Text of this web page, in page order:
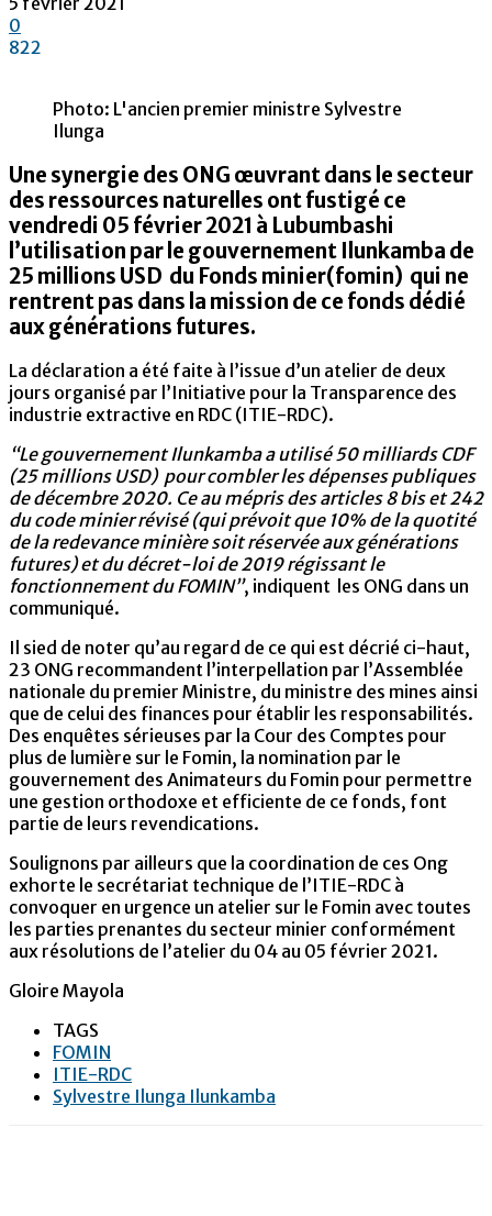
0
822
Photo: L'ancien premier ministre Sylvestre
Ilunga
Une synergie des ONG œuvrant dans le secteur
des ressources naturelles ont fustigé ce
vendredi 05 février 2021 à Lubumbashi
l’utilisation par le gouvernement Ilunkamba de
25 millions USD du Fonds minier(fomin) qui ne
rentrent pas dans la mission de ce fonds dédié
aux générations futures.
La déclaration a été faite à l’issue d’un atelier de deux
jours organisé par l’Initiative pour la Transparence des
industrie extractive en RDC (ITIE-RDC).
“Le gouvernement Ilunkamba a utilisé 50 milliards CDF
(25 millions USD) pour combler les dépenses publiques
de décembre 2020. Ce au mépris des articles 8 bis et 242
du code minier révisé (qui prévoit que 10% de la quotité
de la redevance minière soit réservée aux générations
futures) et du décret-loi de 2019 régissant le
fonctionnement du FOMIN”, indiquent les ONG dans un
communiqué.
Il sied de noter qu’au regard de ce qui est décrié ci-haut,
23 ONG recommandent l’interpellation par l’Assemblée
nationale du premier Ministre, du ministre des mines ainsi
que de celui des finances pour établir les responsabilités.
Des enquêtes sérieuses par la Cour des Comptes pour
plus de lumière sur le Fomin, la nomination par le
gouvernement des Animateurs du Fomin pour permettre
une gestion orthodoxe et efficiente de ce fonds, font
partie de leurs revendications.
Soulignons par ailleurs que la coordination de ces Ong
exhorte le secrétariat technique de l’ITIE-RDC à
convoquer en urgence un atelier sur le Fomin avec toutes
les parties prenantes du secteur minier conformément
aux résolutions de l’atelier du 04 au 05 février 2021.
Gloire Mayola
TAGS
FOMIN
ITIE-RDC
Sylvestre Ilunga Ilunkamba